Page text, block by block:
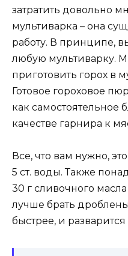
затратить довольно
мультиварка – она
работу. В принципе,
любую мультиварку.
приготовить горох в
Готовое гороховое
как самостоятельное
качестве гарнира к
Все, что вам нужно,
5 ст. воды. Также
30 г сливочного масла
лучше брать
быстрее, и